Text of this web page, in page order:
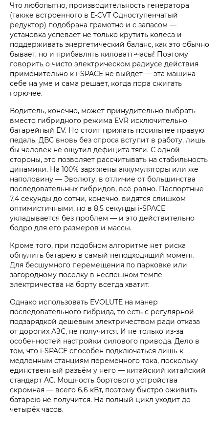
Что любопытно, производительность генератора
(также встроенного в E-CVT Одноступенчатый
редуктор) подобрана грамотно и с запасом —
установка успевает не только крутить колёса и
поддерживать энергетический баланс, как это обычно
бывает, но и прибавлять киловатт-часы! Поэтому
говорить о чисто электрическом радиусе действия
применительно к i‑SPACE не выйдет — эта машина
себе на уме и сама решает, когда пора сжигать
горючее.
Водитель, конечно, может принудительно выбрать
вместо гибридного режима EVR исключительно
батарейный EV. Но стоит прижать посильнее правую
педаль, ДВС вновь без спроса вступит в работу, лишь
бы человек не ощутил дефицита тяги. С одной
стороны, это позволяет рассчитывать на стабильность
динамики. На 100% заряжены аккумуляторы или же
наполовину — Эволюту, в отличие от большинства
последовательных гибридов, всё равно. Паспортные
7,4 секунды до сотни, конечно, видятся слишком
оптимистичными, но в 8,5 секунды i‑SPACE
укладывается без проблем — и это действительно
бодро для его размеров и массы.
Кроме того, при подобном алгоритме нет риска
обнулить батарею в самый неподходящий момент.
Для бесшумного перемещения по парковке или
загородному посёлку в неспешном темпе
электричества на борту всегда хватит.
Однако использовать EVOLUTE на манер
последовательного гибрида, то есть с регулярной
подзарядкой дешёвым электричеством ради отказа
от дорогих АЗС, не получится. И не только из-за
особенностей настройки силового привода. Дело в
том, что i‑SPACE способен подключаться лишь к
медленным станциям переменного тока, поскольку
единственный разъём у него — китайский китайский
стандарт AC. Мощность бортового устройства
скромная — всего 6,6 кВт, поэтому быстро оживить
батарею не получится. На полный цикл уходит до
четырёх часов.